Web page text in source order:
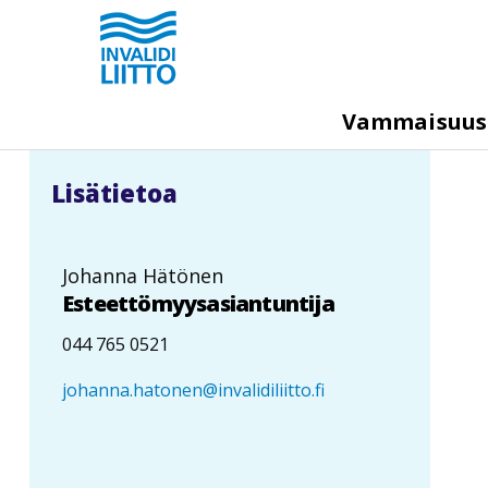
pääsisältöön
e
g
a
e
n
Vammaisuus
Lisätietoa
Johanna Hätönen
Esteettömyysasiantuntija
044 765 0521
johanna.hatonen@invalidiliitto.fi